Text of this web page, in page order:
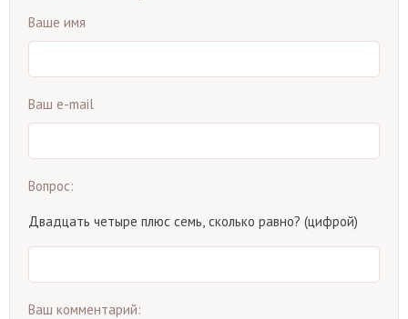
Ваше имя
Ваш e-mail
Вопрос:
Двадцать четыре плюс семь, сколько равно? (цифрой)
Ваш комментарий: